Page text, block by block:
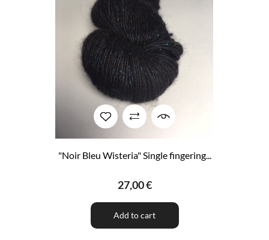
"Noir Bleu Wisteria" Single fingering...
27,00 €
Add to cart